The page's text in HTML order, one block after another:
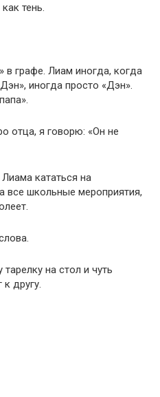
тень.
в графе. Лиам иногда, когда
иногда просто «Дэн».
отца, я говорю: «Он не
кататься на
все школьные мероприятия,
на стол и чуть
другу.